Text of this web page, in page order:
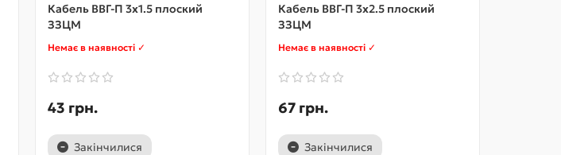
Кабель ВВГ-П 3x1.5 плоский
ЗЗЦМ
Немає в наявності ✓
43 грн.
Закінчилися
Кабель ВВГ-П 3x2.5 плоский
ЗЗЦМ
Немає в наявності ✓
67 грн.
Закінчилися